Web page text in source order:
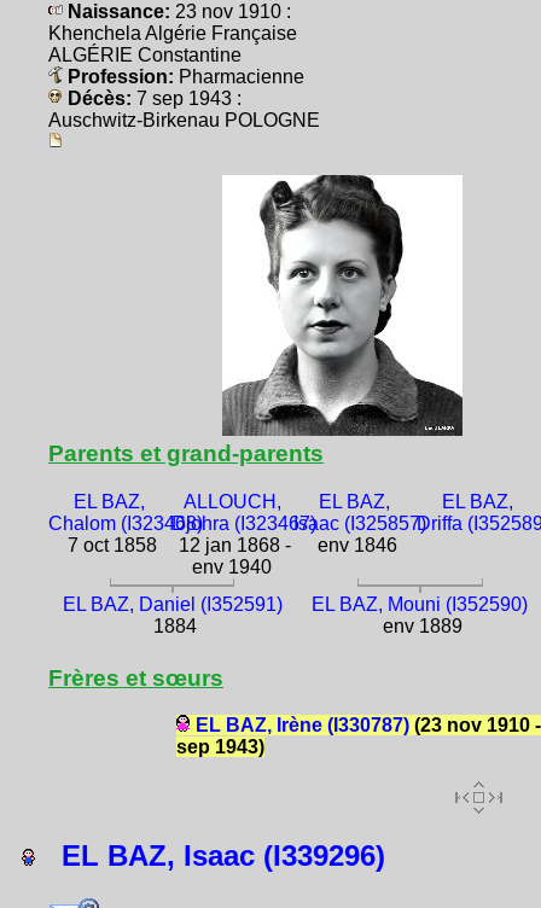
Naissance: 23 nov 1910 :
Khenchela Algérie Française
ALGÉRIE Constantine
Profession: Pharmacienne
Décès: 7 sep 1943 :
Auschwitz-Birkenau POLOGNE
Parents et grand-parents
EL BAZ,
Chalom (I323468)
7 oct 1858
ALLOUCH,
Djohra (I323467)
12 jan 1868 -
env 1940
EL BAZ,
Isaac (I325857)
env 1846
EL BAZ,
Driffa
EL BAZ, Daniel (I352591)
1884
EL BAZ, Mouni (I352590)
env 1889
Frères et sœurs
EL BAZ, Irène (I330787)(23 nov 1910
sep 1943)
EL BAZ, Isaac (I339296)